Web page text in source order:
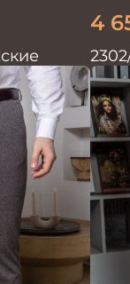
4